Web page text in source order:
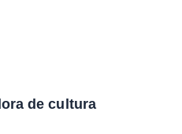
de cultura